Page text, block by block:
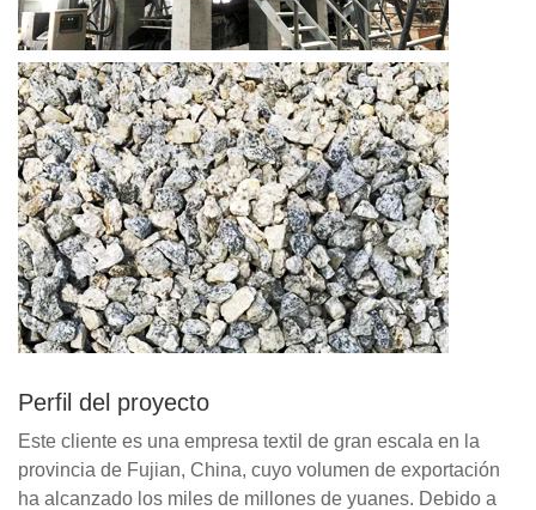
Perfil del proyecto
Este cliente es una empresa textil de gran escala en la
provincia de Fujian, China, cuyo volumen de exportación
ha alcanzado los miles de millones de yuanes. Debido a